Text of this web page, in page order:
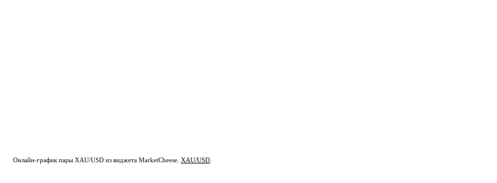
Онлайн-график пары XAU/USD из виджета MarketCheese. XAU/USD